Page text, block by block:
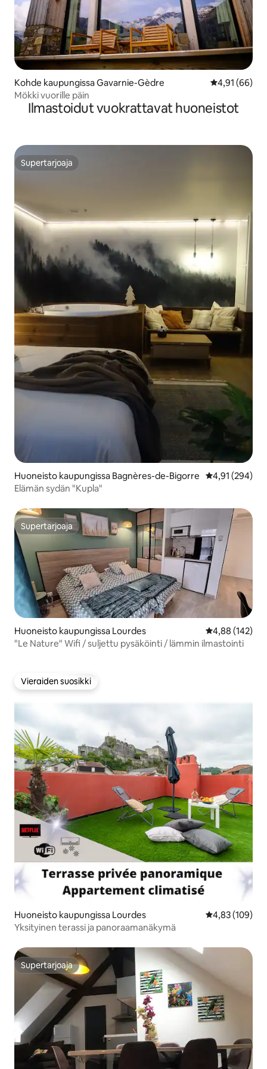
Kohde kaupungissa Gavarnie-Gèdre
4,91 (66)
Mökki vuorille päin
Ilmastoidut vuokrattavat huoneistot
Supertarjoaja
Supertarjoaja
Huoneisto kaupungissa Bagnères-de-Bigorre
4,91 (294)
Elämän sydän "Kupla"
Supertarjoaja
Supertarjoaja
Huoneisto kaupungissa Lourdes
4,88 (142)
"Le Nature" Wifi / suljettu pysäköinti / lämmin ilmastointi
Vieraiden suosikki
Vieraiden suosikki
Huoneisto kaupungissa Lourdes
4,83 (109)
Yksityinen terassi ja panoraamanäkymä
Supertarjoaja
Supertarjoaja